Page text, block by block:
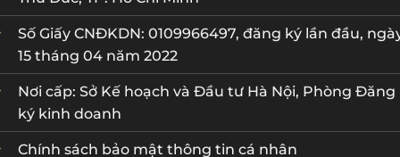
Số Giấy CNĐKDN: 0109966497, đăng ký lần đầu,
15 tháng 04 năm 2022
Nơi cấp: Sở Kế hoạch và Đầu tư Hà Nội, Phòng Đăng
ký kinh doanh
Chính sách bảo mật thông tin cá nhân